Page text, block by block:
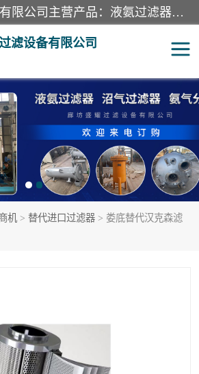
廊坊盛耀过滤设备有限公司主营产品：液氨过滤器、沼气过滤器、氨气分离器、二氧化碳过滤器、过滤器、液氨氨气过滤器、天然气过滤器、管道过滤器、*过滤器、液氨除油除水过滤器、氨气除油除水过滤器、焦炉煤气除焦油过滤器等。
滤设备有限公司
机 > 替代进口过滤器 > 娄底替代汉克森滤
过滤器
沼气过滤器
管道过滤器
液氨除油除水过滤器
耐腐蚀除雾器滤芯